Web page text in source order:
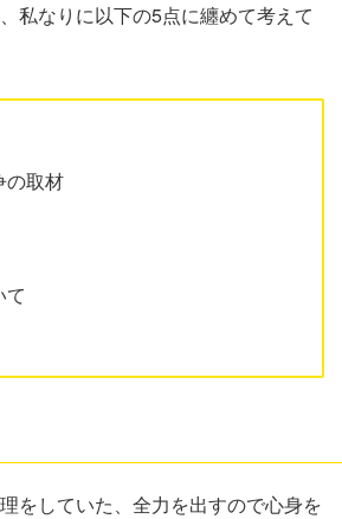
私なりに以下の5点に纏めて考えて
の取材
て
をしていた、全力を出すので心身を